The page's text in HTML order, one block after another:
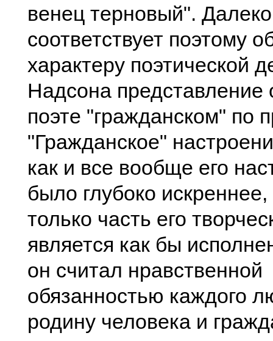
венец терновый".
соответствует поэтому
характеру поэтической
Надсона представление
поэте "гражданском" по
"Гражданское"
как и все вообще его
было глубоко
только часть его
является как бы
он считал нравственной
обязанностью каждого
родину человека и